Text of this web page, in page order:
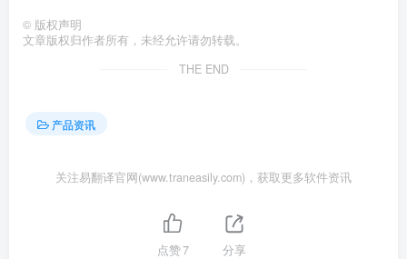
© 版权声明
文章版权归作者所有，未经允许请勿转载。
THE END
产品资讯
关注易翻译官网(www.traneasily.com)，获取更多软件资讯
点赞7 分享